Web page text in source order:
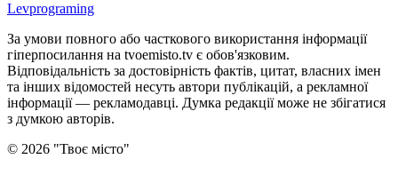
Levprograming
За умови повного або часткового використання iнформацiї
гіперпосилання на tvoemisto.tv є обов'язковим.
Відповідальність за достовірність фактів, цитат, власних імен
та інших відомостей несуть автори публікацій, а рекламної
інформації — рекламодавці. Думка редакцiї може не збiгатися
з думкою авторiв.
© 2026 "Твоє місто"